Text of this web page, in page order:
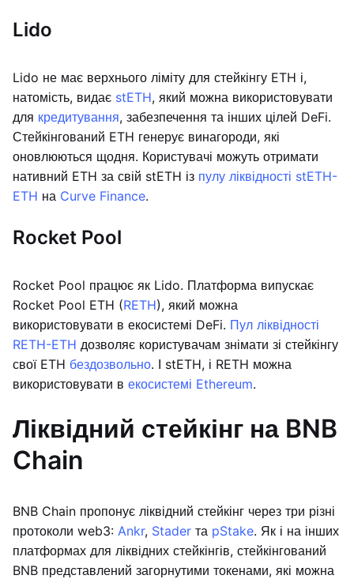
Lido
Lido не має верхнього ліміту для стейкінгу ETH і,
натомість, видає stETH, який можна використовувати
для кредитування, забезпечення та інших цілей DeFi.
Стейкінгований ETH генерує винагороди, які
оновлюються щодня. Користувачі можуть отримати
нативний ETH за свій stETH із пулу ліквідності stETH-
ETH на Curve Finance.
Rocket Pool
Rocket Pool працює як Lido. Платформа випускає
Rocket Pool ETH (RETH), який можна
використовувати в екосистемі DeFi. Пул ліквідності
RETH-ETH дозволяє користувачам знімати зі стейкінгу
свої ETH бездозвольно. І stETH, і RETH можна
використовувати в екосистемі Ethereum.
Ліквідний стейкінг на BNB
Chain
BNB Chain пропонує ліквідний стейкінг через три різні
протоколи web3: Ankr, Stader та pStake. Як і на інших
платформах для ліквідних стейкінгів, стейкінгований
BNB представлений загорнутими токенами, які можна